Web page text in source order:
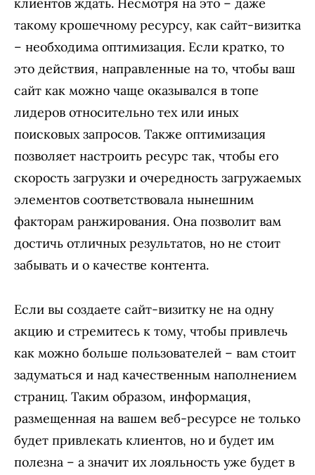
такому крошечному ресурсу, как сайт-визитка
– необходима оптимизация. Если кратко, то
это действия, направленные на то, чтобы ваш
сайт как можно чаще оказывался в топе
лидеров относительно тех или иных
поисковых запросов. Также оптимизация
позволяет настроить ресурс так, чтобы его
скорость загрузки и очередность загружаемых
элементов соответствовала нынешним
факторам ранжирования. Она позволит вам
достичь отличных результатов, но не стоит
забывать и о качестве контента.
Если вы создаете сайт-визитку не на одну
акцию и стремитесь к тому, чтобы привлечь
как можно больше пользователей – вам стоит
задуматься и над качественным наполнением
страниц. Таким образом, информация,
размещенная на вашем веб-ресурсе не только
будет привлекать клиентов, но и будет им
полезна – а значит их лояльность уже будет в